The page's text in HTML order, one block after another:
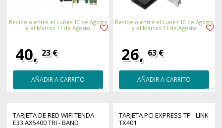
Recíbelo entre el Lunes 10 de Agosto
y el Martes 11 de Agosto
40, 23 €
AÑADIR A CARRITO
41141
Recíbelo entre el Lunes 10 de Agosto
y el Martes 11 de Agosto
26, 63 €
AÑADIR A CARRITO
26026
TARJETA DE RED WIFI TENDA
E33 AX5400 TRI - BAND
TARJETA PCI EXPRESS TP - LINK
TX401